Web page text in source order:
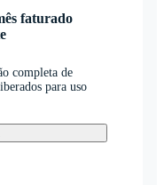
faturado
completa de
para uso